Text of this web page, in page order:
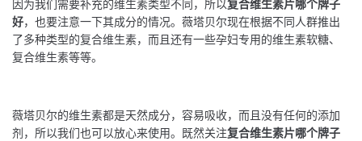
因为我们需要补充的维生素类型不同，所以复合维生素片哪个牌子
好，也要注意一下其成分的情况。薇塔贝尔现在根据不同人群推出
了多种类型的复合维生素，而且还有一些孕妇专用的维生素软糖、
复合维生素等等。
薇塔贝尔的维生素都是天然成分，容易吸收，而且没有任何的添加
剂，所以我们也可以放心来使用。既然关注复合维生素片哪个牌子